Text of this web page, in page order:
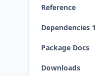
Reference
Dependencies 1
Package Docs
Downloads